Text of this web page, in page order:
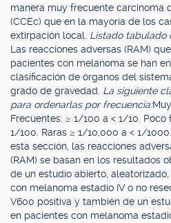
manera muy frecuente carcinoma
(CCEc) que en la mayoría de los
extirpación local. Listado tabulado
Las reacciones adversas (RAM)
pacientes con melanoma se han
clasificación de órganos del
grado de gravedad. La siguiente
para ordenarlas por frecuencia:
Frecuentes: ≥ 1/100 a < 1/10.
1/100. Raras ≥ 1/10,000 a < 1/
esta sección, las reacciones
(RAM) se basan en los resultados
de un estudio abierto,
con melanoma estadio IV o no
V600 positiva y también de un
en pacientes con melanoma